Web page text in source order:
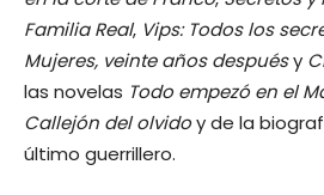
Familia Real, Vips: Todos los
Mujeres, veinte años despuésy
las novelas Todo empezó en el
Callejón del olvidoy de la
último guerrillero.